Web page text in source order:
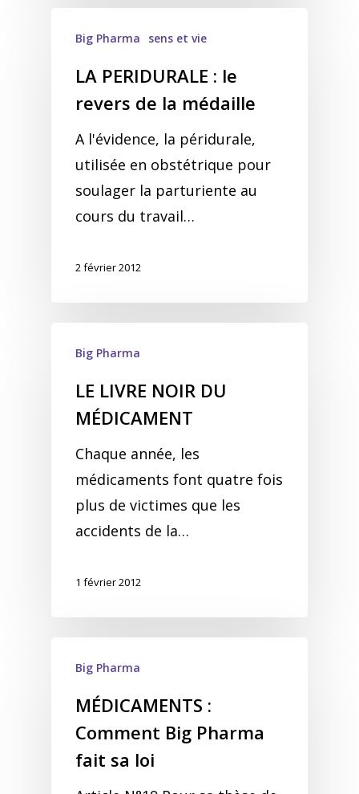
Big Pharma sens et vie
LA PERIDURALE : le
revers de la médaille
A l'évidence, la péridurale,
utilisée en obstétrique pour
soulager la parturiente au
cours du travail…
2 février 2012
Big Pharma
LE LIVRE NOIR DU
MÉDICAMENT
Chaque année, les
médicaments font quatre fois
plus de victimes que les
accidents de la…
1 février 2012
Big Pharma
MÉDICAMENTS :
Comment Big Pharma
fait sa loi